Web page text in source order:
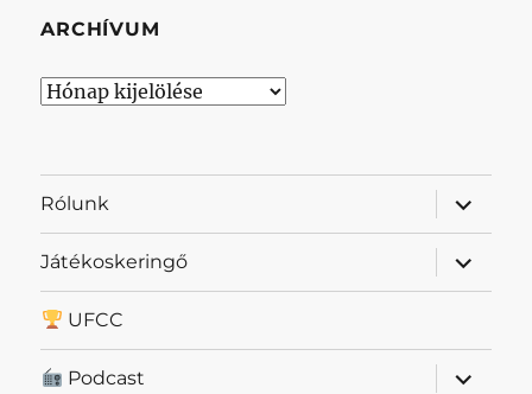
ARCHÍVUM
Archívum
Rólunk
almenü
Játékoskeringő
almenü
UFCC
Podcast
almenü